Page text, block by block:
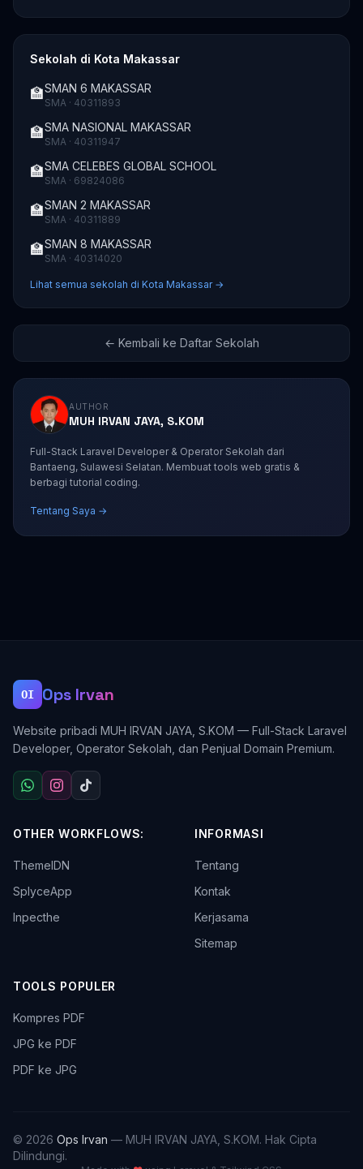
Sekolah di Kota Makassar
🏫SMAN 6 MAKASSAR
SMA · 40311893
🏫SMA NASIONAL MAKASSAR
SMA · 40311947
🏫SMA CELEBES GLOBAL SCHOOL
SMA · 69824086
🏫SMAN 2 MAKASSAR
SMA · 40311889
🏫SMAN 8 MAKASSAR
SMA · 40314020
Lihat semua sekolah di Kota Makassar →
← Kembali ke Daftar Sekolah
AUTHOR
MUH IRVAN JAYA, S.KOM
Full-Stack Laravel Developer & Operator Sekolah dari
Bantaeng, Sulawesi Selatan. Membuat tools web gratis &
berbagi tutorial coding.
Tentang Saya →
OI Ops Irvan
Website pribadi MUH IRVAN JAYA, S.KOM — Full-Stack Laravel
Developer, Operator Sekolah, dan Penjual Domain Premium.
OTHER WORKFLOWS:
ThemeIDN
SplyceApp
Inpecthe
INFORMASI
Tentang
Kontak
Kerjasama
Sitemap
TOOLS POPULER
Kompres PDF
JPG ke PDF
PDF ke JPG
© 2026 Ops Irvan — MUH IRVAN JAYA, S.KOM. Hak Cipta
Dilindungi.